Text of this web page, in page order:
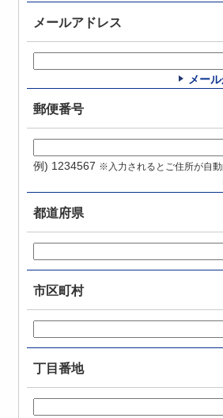
メールアドレス
メー
郵便番号
例) 1234567 ※入力されるとご住所が自動
都道府県
市区町村
丁目番地